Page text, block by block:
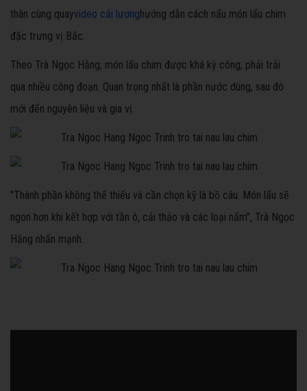
thân cùng quayvideo cải lươnghướng dẫn cách nấu món lẩu chim
đặc trưng vị Bắc.
Theo Trà Ngọc Hằng, món lẩu chim được khá kỳ công, phải trải
qua nhiều công đoạn. Quan trọng nhất là phần nước dùng, sau đó
mới đến nguyên liệu và gia vị.
"Thành phần không thể thiếu và cần chọn kỹ là bồ câu. Món lẩu sẽ
ngon hơn khi kết hợp với tần ô, cải thảo và các loại nấm", Trà Ngọc
Hằng nhấn mạnh.